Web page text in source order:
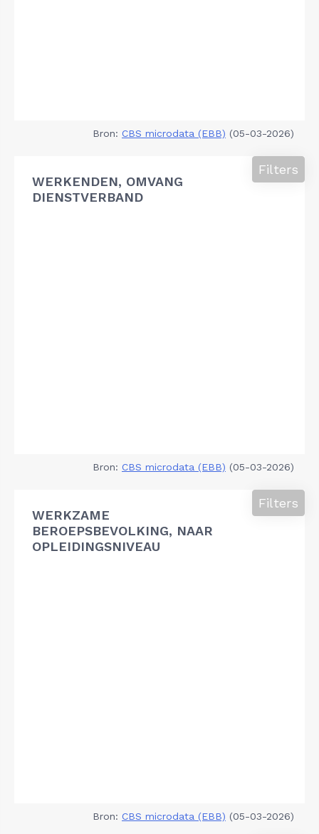
Bron: CBS microdata (EBB) (05-03-2026)
WERKENDEN, OMVANG
DIENSTVERBAND
Filters
Bron: CBS microdata (EBB) (05-03-2026)
WERKZAME
BEROEPSBEVOLKING, NAAR
OPLEIDINGSNIVEAU
Filters
Bron: CBS microdata (EBB) (05-03-2026)